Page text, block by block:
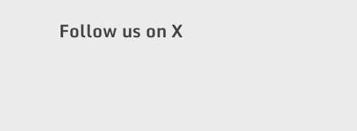
Follow us on X